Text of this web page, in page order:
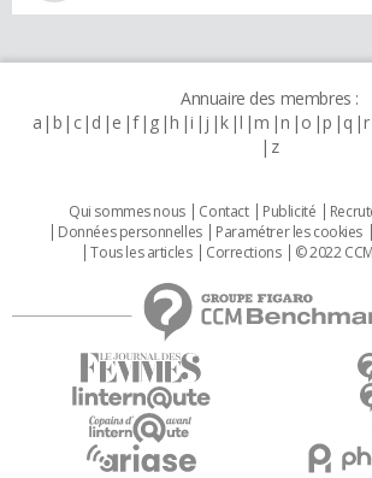
Annuaire des membres :
a b c d e f g h i j k l m n o p q r
z
Qui sommes nous Contact Publicité
Données personnelles
Paramétrer les cookies
Tous les articles
Corrections © 2022